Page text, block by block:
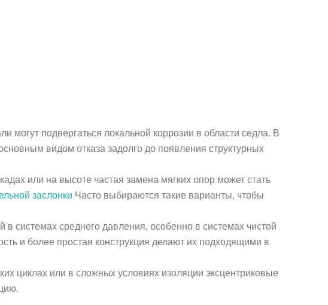
подвергаться локальной коррозии в области седла. В
видом отказа задолго до появления структурных
или на высоте частая замена мягких опор может стать
заслонки Часто выбираются такие варианты, чтобы
среднего давления, особенно в системах чистой
и более простая конструкция делают их подходящими в
циклах или в сложных условиях изоляции эксцентриковые